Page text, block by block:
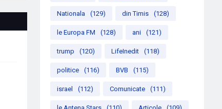
Nationala (129) din Timis (128)
le Europa FM (128) ani (121)
trump (120) LifeInedit (118)
politice (116) BVB (115)
israel (112) Comunicate (111)